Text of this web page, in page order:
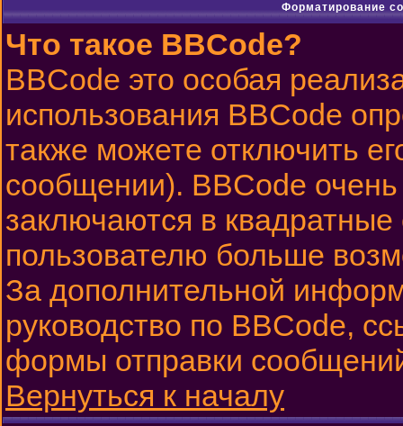
Форматирование
Что такое BBCode?
BBCode это особая
использования BBCode
также можете отключить
сообщении). BBCode
заключаются в
пользователю больше
За дополнительной
руководство по BBCode,
формы отправки
Вернуться к началу